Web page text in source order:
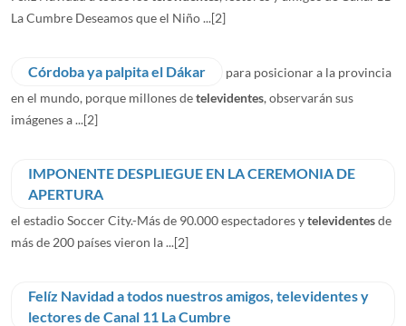
La Cumbre Deseamos que el Niño ...[2]
Córdoba ya palpita el Dákar
para posicionar a la provincia
en el mundo, porque millones detelevidentes, observarán sus
imágenes a ...[2]
IMPONENTE DESPLIEGUE EN LA CEREMONIA DE
APERTURA
el estadio Soccer City.-Más de 90.000 espectadores ytelevidentesde
más de 200 países vieron la ...[2]
Felíz Navidad a todos nuestros amigos, televidentes y
lectores de Canal 11 La Cumbre